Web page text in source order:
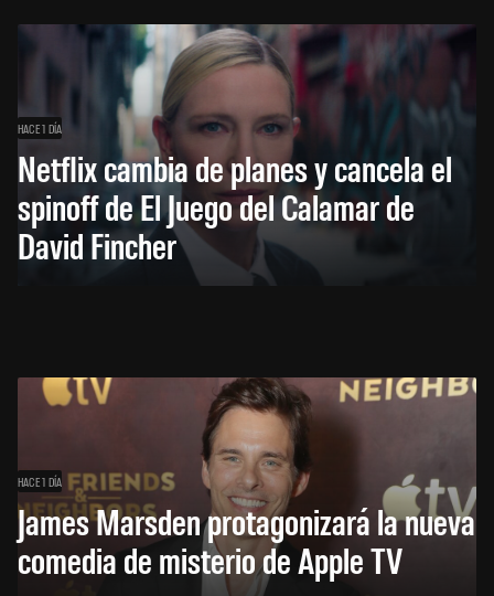
HACE 1 DÍA
Netflix cambia de planes y cancela el
spinoff de El Juego del Calamar de
David Fincher
HACE 1 DÍA
James Marsden protagonizará la nueva
comedia de misterio de Apple TV